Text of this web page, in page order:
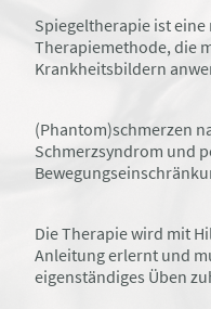
Spiegeltherapie ist
Therapiemethode, die
Krankheitsbildern
(Phantom)schmerzen
Schmerzsyndrom und
Die Therapie wird mit
Anleitung erlernt und
eigenständiges Üben